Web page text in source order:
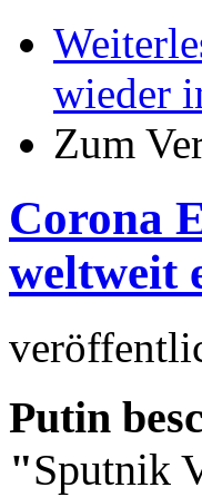
wieder
Zum
Corona
weltweit
Putin
"Sputnik